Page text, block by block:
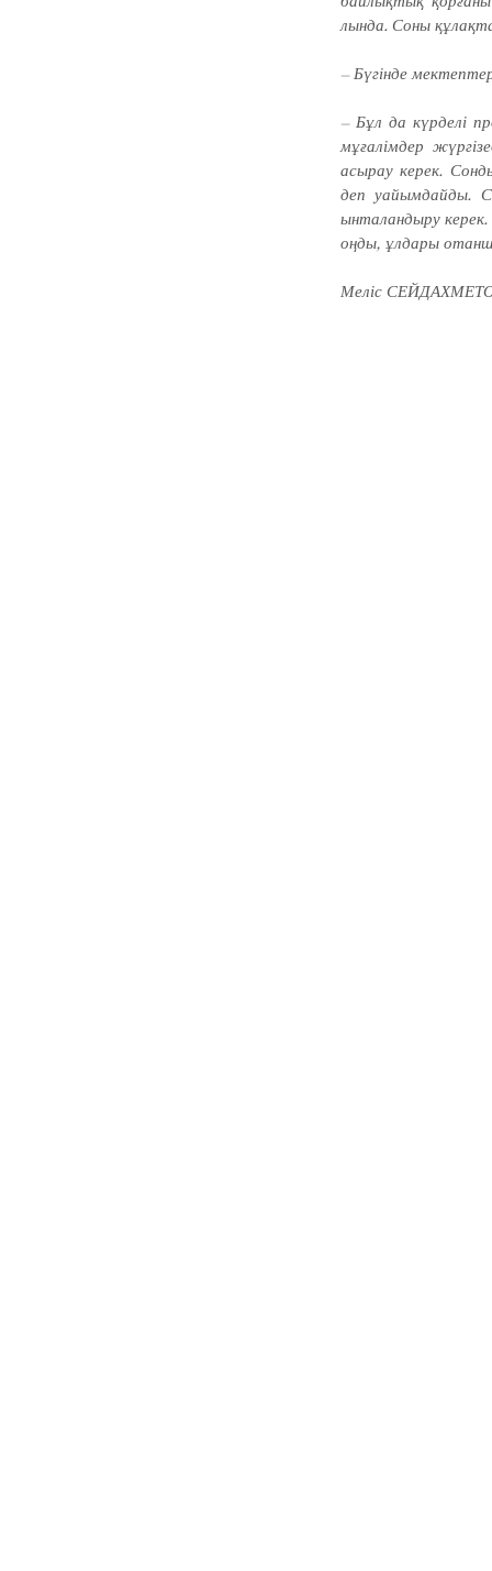
лында. Соны
– Бүгінде
– Бұл да күрделі
мұғалімдер
асырау керек.
деп уайымдайды.
ынталандыру
оңды, ұлдары
Меліс